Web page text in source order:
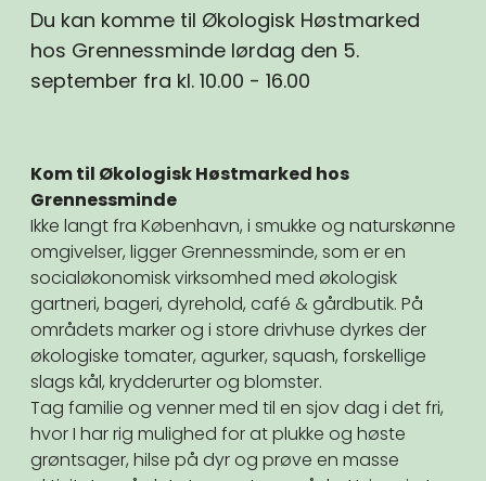
Du kan komme til Økologisk Høstmarked
hos Grennessminde lørdag den 5.
september fra kl. 10.00 - 16.00
Kom til Økologisk Høstmarked hos
Grennessminde
Ikke langt fra København, i smukke og naturskønne
omgivelser, ligger Grennessminde, som er en
socialøkonomisk virksomhed med økologisk
gartneri, bageri, dyrehold, café & gårdbutik. På
områdets marker og i store drivhuse dyrkes der
økologiske tomater, agurker, squash, forskellige
slags kål, krydderurter og blomster.
Tag familie og venner med til en sjov dag i det fri,
hvor I har rig mulighed for at plukke og høste
grøntsager, hilse på dyr og prøve en masse